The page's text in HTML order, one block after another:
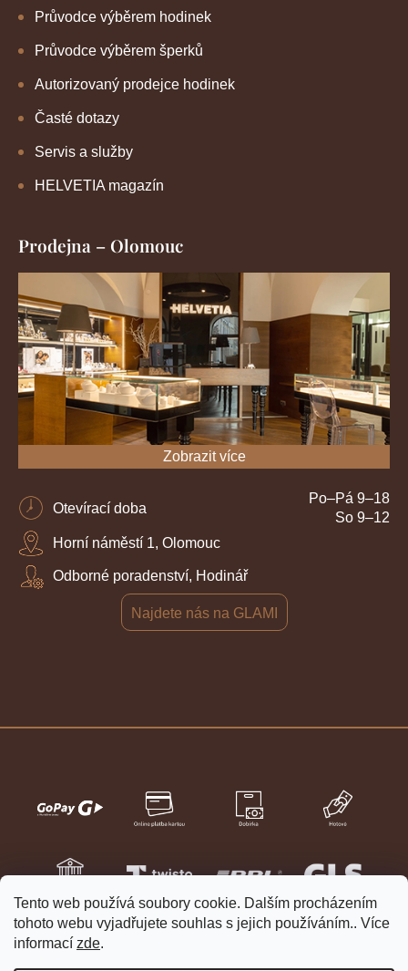
Tento web používá soubory cookie. Dalším procházením
tohoto webu vyjadřujete souhlas s jejich používáním.. Více
informací zde.
Průvodce výběrem hodinek
Průvodce výběrem šperků
Autorizovaný prodejce hodinek
Časté dotazy
Servis a služby
HELVETIA magazín
Prodejna – Olomouc
Zobrazit více
Otevírací doba
Po–Pá 9–18
So 9–12
Horní náměstí 1, Olomouc
Odborné poradenství, Hodinář
Najdete nás na GLAMI